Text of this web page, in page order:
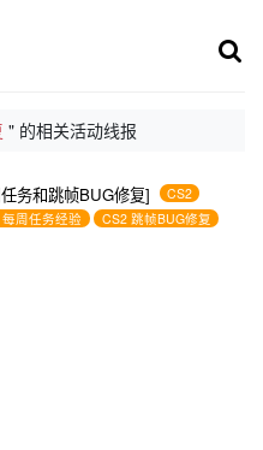
" 的相关活动线报
务和跳帧BUG修复]
CS2
每周任务经验
CS2 跳帧BUG修复